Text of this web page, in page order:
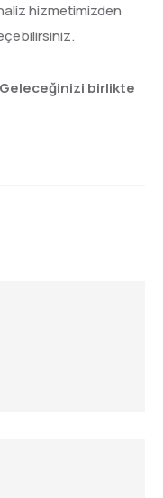
hizmetimizden
birlikte